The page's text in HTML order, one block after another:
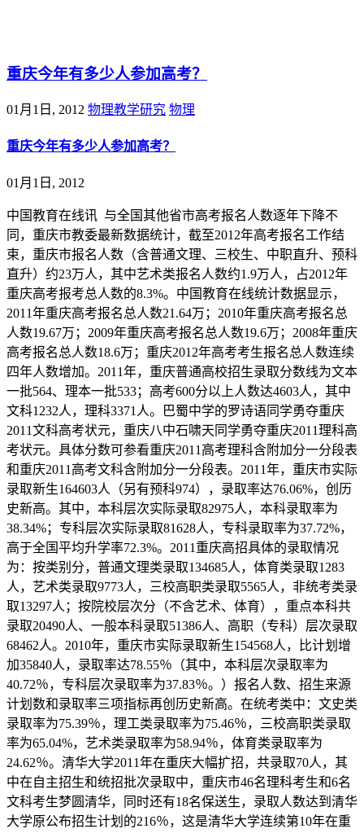
重庆今年有多少人参加高考？
01月1日, 2012 物理教学研究 物理
重庆今年有多少人参加高考？
01月1日, 2012
中国教育在线讯 与全国其他省市高考报名人数逐年下降不
同，重庆市教委最新数据统计，截至2012年高考报名工作结
束，重庆市报名人数（含普通文理、三校生、中职直升、预科
直升）约23万人，其中艺术类报名人数约1.9万人，占2012年
重庆高考报考总人数的8.3%。中国教育在线统计数据显示，
2011年重庆高考报名总人数21.64万；2010年重庆高考报名总
人数19.67万；2009年重庆高考报名总人数19.6万；2008年重庆
高考报名总人数18.6万；重庆2012年高考考生报名总人数连续
四年人数增加。2011年，重庆普通高校招生录取分数线为文本
一批564、理本一批533；高考600分以上人数达4603人，其中
文科1232人，理科3371人。巴蜀中学的罗诗语同学勇夺重庆
2011文科高考状元，重庆八中石啸天同学勇夺重庆2011理科高
考状元。具体分数可参看重庆2011高考理科含附加分一分段表
和重庆2011高考文科含附加分一分段表。2011年，重庆市实际
录取新生164603人（另有预科974），录取率达76.06%，创历
史新高。其中，本科层次实际录取82975人，本科录取率为
38.34%；专科层次实际录取81628人，专科录取率为37.72%，
高于全国平均升学率72.3%。2011重庆高招具体的录取情况
为：按类别分，普通文理类录取134685人，体育类录取1283
人，艺术类录取9773人，三校高职类录取5565人，非统考类录
取13297人；按院校层次分（不含艺术、体育），重点本科共
录取20490人、一般本科录取51386人、高职（专科）层次录取
68462人。2010年，重庆市实际录取新生154568人，比计划增
加35840人，录取率达78.55％（其中，本科层次录取率为
40.72％，专科层次录取率为37.83％。）报名人数、招生来源
计划数和录取率三项指标再创历史新高。在统考类中：文史类
录取率为75.39％，理工类录取率为75.46％，三校高职类录取
率为65.04%，艺术类录取率为58.94％，体育类录取率为
24.62％。清华大学2011年在重庆大幅扩招，共录取70人，其
中在自主招生和统招批次录取中，重庆市46名理科考生和6名
文科考生梦圆清华，同时还有18名保送生，录取人数达到清华
大学原公布招生计划的216％，这是清华大学连续第10年在重